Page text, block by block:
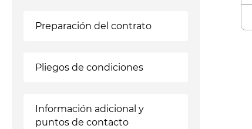
Preparación del contrato
Pliegos de condiciones
Información adicional y
puntos de contacto